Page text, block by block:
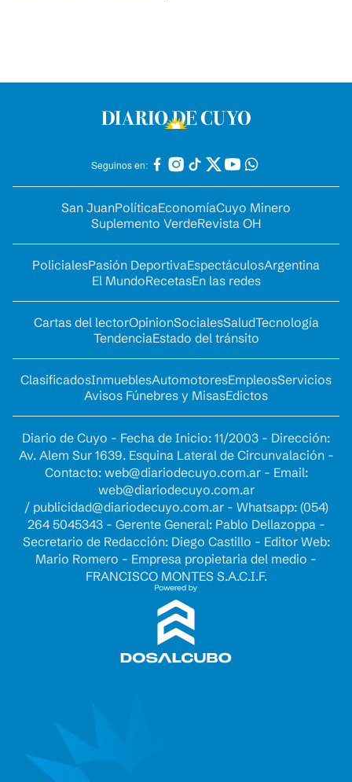
Seguinos en:
San JuanPolíticaEconomíaCuyo Minero
Suplemento VerdeRevista OH
PolicialesPasión DeportivaEspectáculosArgentina
El MundoRecetasEn las redes
Cartas del lectorOpinionSocialesSaludTecnología
TendenciaEstado del tránsito
ClasificadosInmueblesAutomotoresEmpleosServicios
Avisos Fúnebres y MisasEdictos
Diario de Cuyo - Fecha de Inicio: 11/2003 - Dirección:
Av. Alem Sur 1639. Esquina Lateral de Circunvalación -
Contacto: web@diariodecuyo.com.ar- Email:
web@diariodecuyo.com.ar
/ publicidad@diariodecuyo.com.ar- Whatsapp: (054)
264 5045343 - Gerente General: Pablo Dellazoppa -
Secretario de Redacción: Diego Castillo - Editor Web:
Mario Romero - Empresa propietaria del medio -
FRANCISCO MONTES S.A.C.I.F.